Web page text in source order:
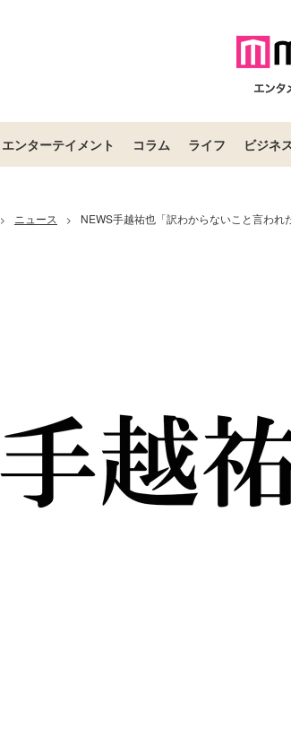
エンターテイメント コラム ライフ ビジネ
> ニュース > NEWS手越祐也「訳わからないこと言わ